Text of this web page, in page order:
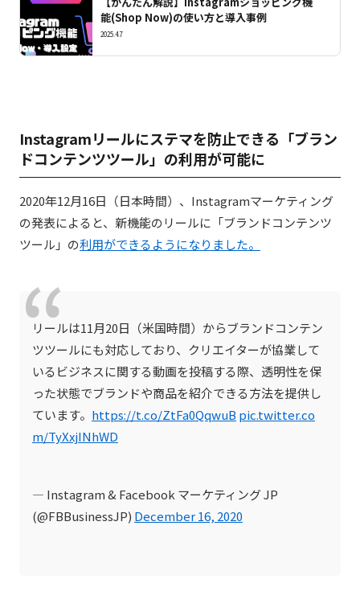
能(Shop Now)の使い方と導入事例
2025.4.7
Instagramリールにステマを防止できる「ブラン
ドコンテンツツール」の利用が可能に
2020年12月16日（日本時間）、Instagramマーケティング
の発表によると、新機能のリールに「ブランドコンテンツ
ツール」の利用ができるようになりました。
リールは11月20日（米国時間）からブランドコンテン
ツツールにも対応しており、クリエイターが協業して
いるビジネスに関する動画を投稿する際、透明性を保
った状態でブランドや商品を紹介できる方法を提供し
ています。 https://t.co/ZtFa0QqwuB pic.twitter.co
m/TyXxjINhWD
— Instagram & Facebook マーケティング JP
(@FBBusinessJP) December 16, 2020